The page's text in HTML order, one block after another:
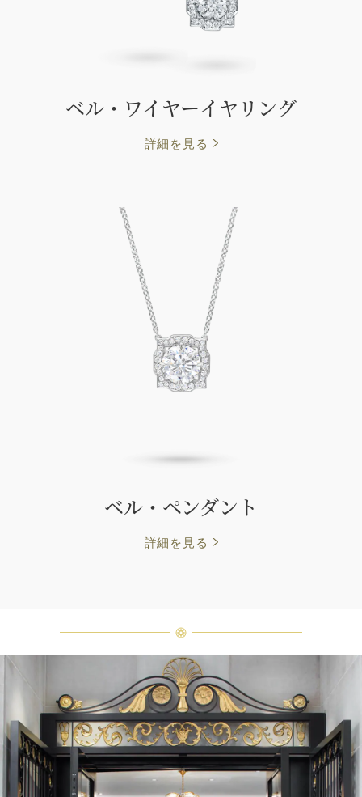
ベル・ワイヤーイヤリング
詳細を見る
ベル・ペンダント
詳細を見る